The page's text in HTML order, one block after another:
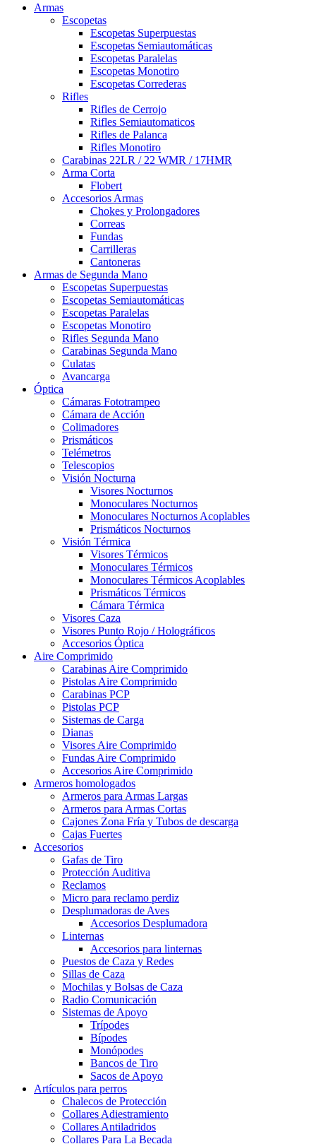
Armas
Escopetas
Escopetas Superpuestas
Escopetas Semiautomáticas
Escopetas Paralelas
Escopetas Monotiro
Escopetas Correderas
Rifles
Rifles de Cerrojo
Rifles Semiautomaticos
Rifles de Palanca
Rifles Monotiro
Carabinas 22LR / 22 WMR / 17HMR
Arma Corta
Flobert
Accesorios Armas
Chokes y Prolongadores
Correas
Fundas
Carrilleras
Cantoneras
Armas de Segunda Mano
Escopetas Superpuestas
Escopetas Semiautomáticas
Escopetas Paralelas
Escopetas Monotiro
Rifles Segunda Mano
Carabinas Segunda Mano
Culatas
Avancarga
Óptica
Cámaras Fototrampeo
Cámara de Acción
Colimadores
Prismáticos
Telémetros
Telescopios
Visión Nocturna
Visores Nocturnos
Monoculares Nocturnos
Monoculares Nocturnos Acoplables
Prismáticos Nocturnos
Visión Térmica
Visores Térmicos
Monoculares Térmicos
Monoculares Térmicos Acoplables
Prismáticos Térmicos
Cámara Térmica
Visores Caza
Visores Punto Rojo / Holográficos
Accesorios Óptica
Aire Comprimido
Carabinas Aire Comprimido
Pistolas Aire Comprimido
Carabinas PCP
Pistolas PCP
Sistemas de Carga
Dianas
Visores Aire Comprimido
Fundas Aire Comprimido
Accesorios Aire Comprimido
Armeros homologados
Armeros para Armas Largas
Armeros para Armas Cortas
Cajones Zona Fría y Tubos de descarga
Cajas Fuertes
Accesorios
Gafas de Tiro
Protección Auditiva
Reclamos
Micro para reclamo perdiz
Desplumadoras de Aves
Accesorios Desplumadora
Linternas
Accesorios para linternas
Puestos de Caza y Redes
Sillas de Caza
Mochilas y Bolsas de Caza
Radio Comunicación
Sistemas de Apoyo
Trípodes
Bípodes
Monópodes
Bancos de Tiro
Sacos de Apoyo
Artículos para perros
Chalecos de Protección
Collares Adiestramiento
Collares Antiladridos
Collares Para La Becada